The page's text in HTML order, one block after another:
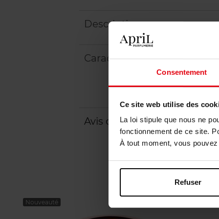
Consentement
Ce site web utilise des
La loi stipule que nous ne
fonctionnement de ce site.
À tout moment, vous
Refuser
Description
Caractéristiques
Avis client
Nouveauté